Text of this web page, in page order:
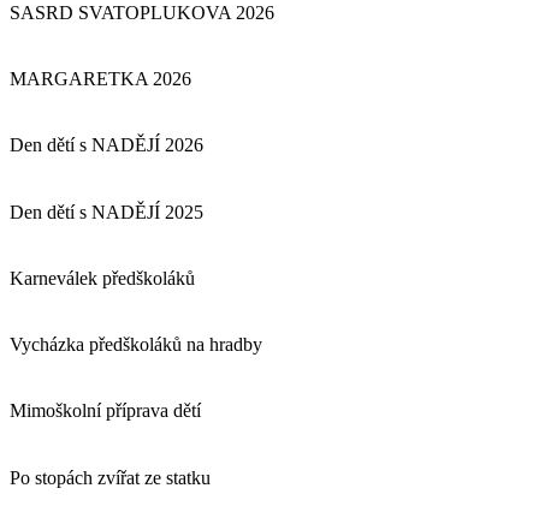
SASRD SVATOPLUKOVA 2026
MARGARETKA 2026
Den dětí s NADĚJÍ 2026
Den dětí s NADĚJÍ 2025
Karneválek předškoláků
Vycházka předškoláků na hradby
Mimoškolní příprava dětí
Po stopách zvířat ze statku